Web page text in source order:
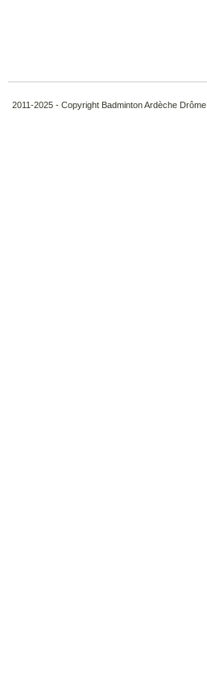
2011-2025 - Copyright Badminton Ardèche Drôme